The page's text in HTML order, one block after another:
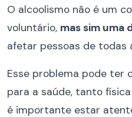
O alcoolismo não é um
voluntário, mas sim uma
afetar pessoas de todas
Esse problema pode ter
para a saúde, tanto
é importante estar